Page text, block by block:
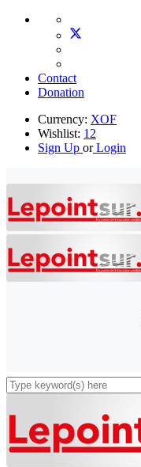
Contact
Donation
Currency: XOF
Wishlist: 12
Sign Up orLogin